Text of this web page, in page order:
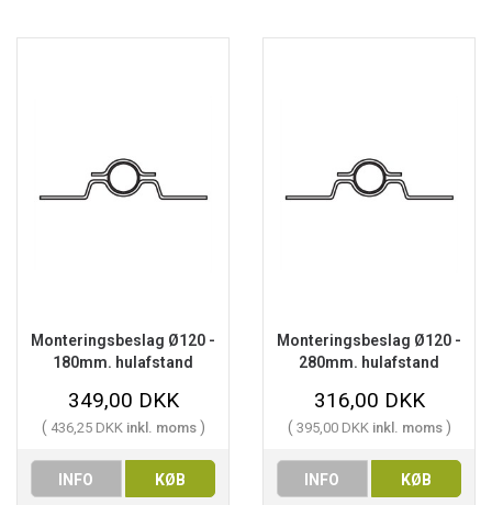
Monteringsbeslag Ø120 -
180mm. hulafstand
349,00 DKK
( 436,25 DKK inkl. moms )
INFO KØB
Monteringsbeslag Ø120 -
280mm. hulafstand
316,00 DKK
( 395,00 DKK inkl. moms )
INFO KØB